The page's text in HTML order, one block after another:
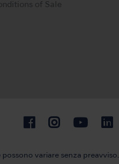
of Sale
possono variare senza preavviso.